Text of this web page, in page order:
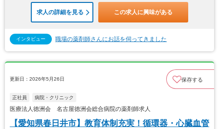
求人の詳細を見る この求人に興味がある
インタビュー 職場の薬剤師さんにお話を伺ってきました
更新日：2026年5月26日 保存する
正社員 病院・クリニック
医療法人徳洲会 名古屋徳洲会総合病院の薬剤師求人
【愛知県春日井市】教育体制充実！循環器・心臓血管